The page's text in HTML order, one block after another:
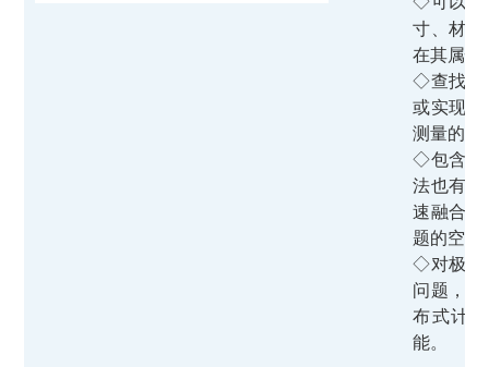
寸、材料
在其属性
◇查找最
或实现某
测量的数
◇包含多
法也有全
速融合；
题的空间
◇对极其
问题，可
布式计
能。